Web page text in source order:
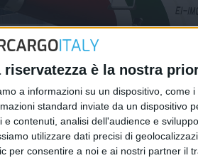
è la nostra
a informazioni su un dispositivo, come
standard inviate da un dispositivo
contenuti, analisi dell'audience e
utilizzare dati precisi di
per consentire a noi e ai nostri partner il
per il cargo”